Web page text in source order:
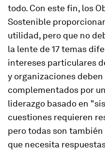
todo. Con este fin, los
Sostenible
utilidad, pero que no
la lente de 17 temas
intereses particulares
y organizaciones
complementados por
liderazgo basado en
cuestiones requieren
pero todas son
que necesita